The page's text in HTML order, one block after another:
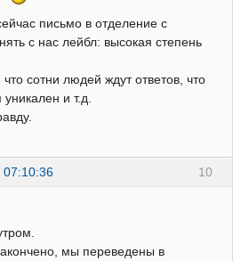
письмо в отделение с
с нас лейбл: высокая степень
что сотни людей ждут ответов, что
и т.д.
10
07:10:36
мы переведены в